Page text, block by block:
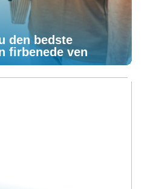
den bedste
firbenede ven